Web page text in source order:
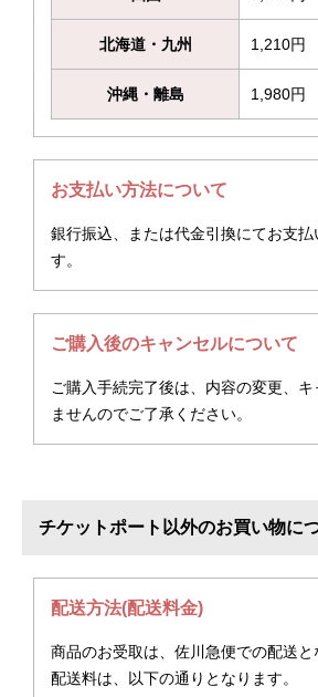
北海道・九州 1,210円
沖縄・離島 1,980円
お支払い方法について
銀行振込、または代金引換にてお支払
す。
ご購入後のキャンセルについて
ご購入手続完了後は、内容の変更、キ
ませんのでご了承ください。
チケットポート以外のお買い物に
配送方法(配送料金)
商品のお受取は、佐川急便での配送と
配送料は、以下の通りとなります。